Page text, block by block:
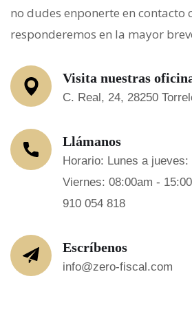
no dudes enponerte en contacto
responderemos en la mayor
Visita nuestras
C. Real, 24, 28250
Llámanos
Horario: Lunes a jueves:
Viernes: 08:00am -
910 054 818
Escríbenos
info@zero-fiscal.com